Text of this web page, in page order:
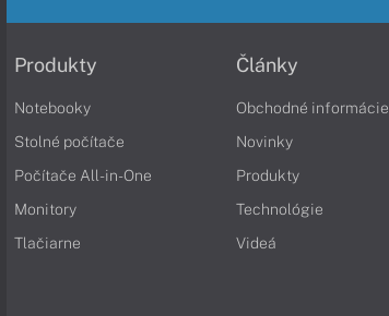
Produkty
Notebooky
Stolné počítače
Počítače All-in-One
Monitory
Tlačiarne
Články
Obchodné informácie
Novinky
Produkty
Technológie
Videá